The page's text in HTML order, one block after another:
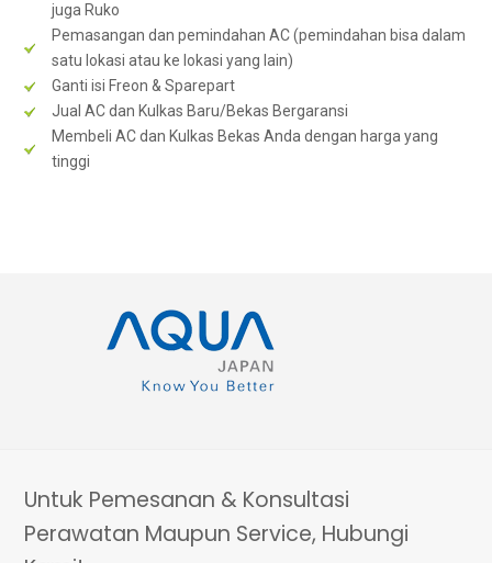
juga Ruko
Pemasangan dan pemindahan AC (pemindahan bisa dalam
satu lokasi atau ke lokasi yang lain)
Ganti isi Freon & Sparepart
Jual AC dan Kulkas Baru/Bekas Bergaransi
Membeli AC dan Kulkas Bekas Anda dengan harga yang
tinggi
Untuk Pemesanan & Konsultasi
Perawatan Maupun Service, Hubungi